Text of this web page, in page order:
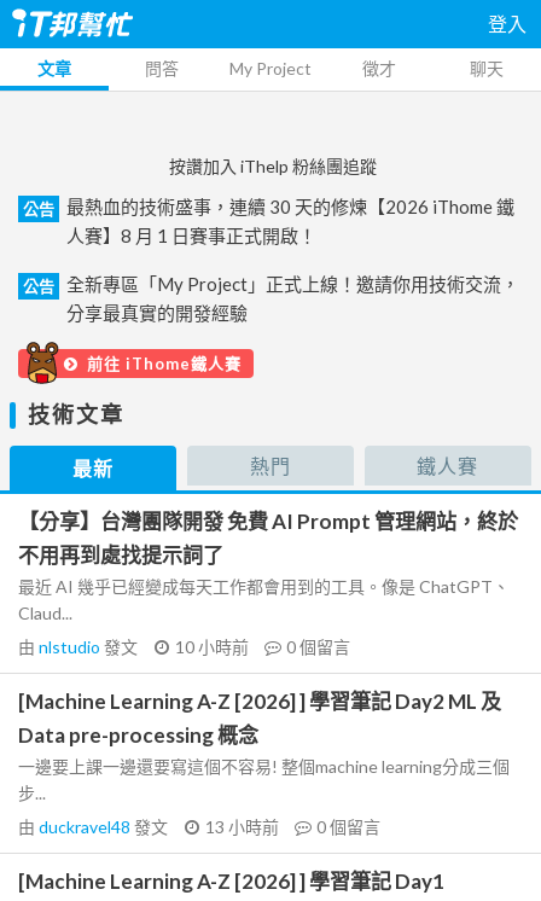
登入
文章 問答 My Project 徵才 聊天
按讚加入 iThelp 粉絲團追蹤
公告
最熱血的技術盛事，連續 30 天的修煉【2026 iThome 鐵
人賽】8 月 1 日賽事正式開啟！
公告
全新專區「My Project」正式上線！邀請你用技術交流，
分享最真實的開發經驗
前往 iThome鐵人賽
技術文章
最新 熱門 鐵人賽
【分享】台灣團隊開發 免費 AI Prompt 管理網站，終於
不用再到處找提示詞了
最近 AI 幾乎已經變成每天工作都會用到的工具。像是 ChatGPT、
Claud...
由 nlstudio 發文 10 小時前 0個留言
[Machine Learning A-Z [2026] ] 學習筆記 Day2 ML 及
Data pre-processing 概念
一邊要上課一邊還要寫這個不容易! 整個machine learning分成三個
步...
由 duckravel48 發文 13 小時前 0個留言
[Machine Learning A-Z [2026] ] 學習筆記 Day1